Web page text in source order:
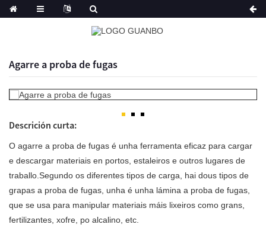
Agarre a proba de fugas
Descrición curta:
O agarre a proba de fugas é unha ferramenta eficaz para cargar
e descargar materiais en portos, estaleiros e outros lugares de
traballo.Segundo os diferentes tipos de carga, hai dous tipos de
grapas a proba de fugas, unha é unha lámina a proba de fugas,
que se usa para manipular materiais máis lixeiros como grans,
fertilizantes, xofre, po alcalino, etc.